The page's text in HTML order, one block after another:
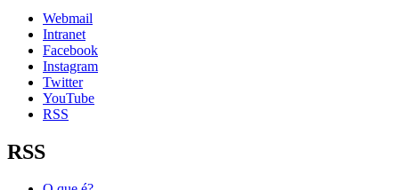
Webmail
Intranet
Facebook
Instagram
Twitter
YouTube
RSS
RSS